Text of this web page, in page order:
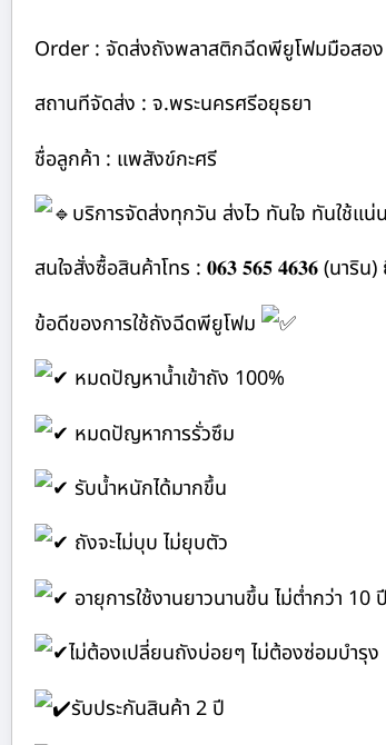
Order : จัดส่งถังพลาสติกฉีดพียูโฟมมือสอ
สถานทีจัดส่ง : จ.พระนครศรีอยุธยา
ชื่อลูกค้า : แพสังข์กะศรี
บริการจัดส่งทุกวัน ส่งไว ทันใจ ทันใช้แน่
สนใจสั่งซื้อสินค้าโทร : 𝟎𝟔𝟑 𝟓𝟔𝟓 𝟒𝟔𝟑𝟔 (นาริ
ข้อดีของการใช้ถังฉีดพียูโฟม
หมดปัญหาน้ำเข้าถัง 100%
หมดปัญหาการรั่วซึม
รับน้ำหนักได้มากขึ้น
ถังจะไม่บุบ ไม่ยุบตัว
อายุการใช้งานยาวนานขึ้น ไม่ต่ำกว่า 10 ปี
ไม่ต้องเปลี่ยนถังบ่อยๆ ไม่ต้องซ่อมบำรุง
รับประกันสินค้า 2 ปี